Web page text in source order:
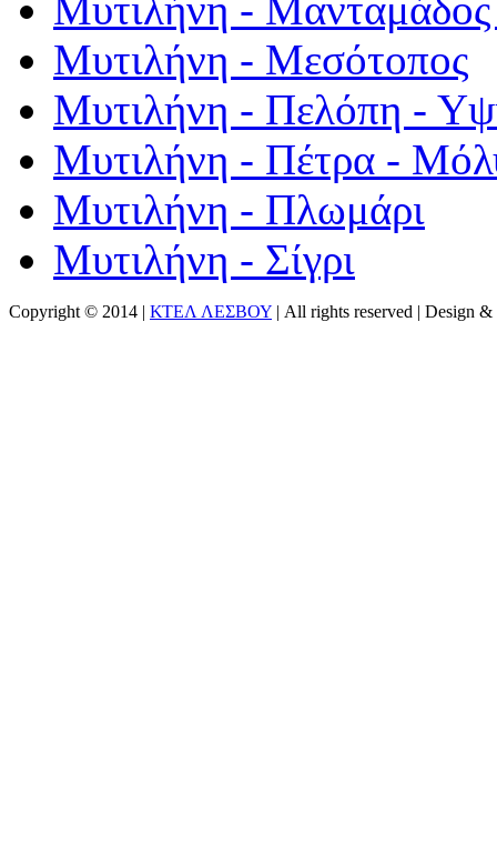
Μυτιλήνη - Μανταμάδος
Μυτιλήνη - Μεσότοπος
Μυτιλήνη - Πελόπη -
Μυτιλήνη - Πέτρα -
Μυτιλήνη - Πλωμάρι
Μυτιλήνη - Σίγρι
Copyright © 2014 | ΚΤΕΛ ΛΕΣΒΟΥ | All rights reserved | Design &